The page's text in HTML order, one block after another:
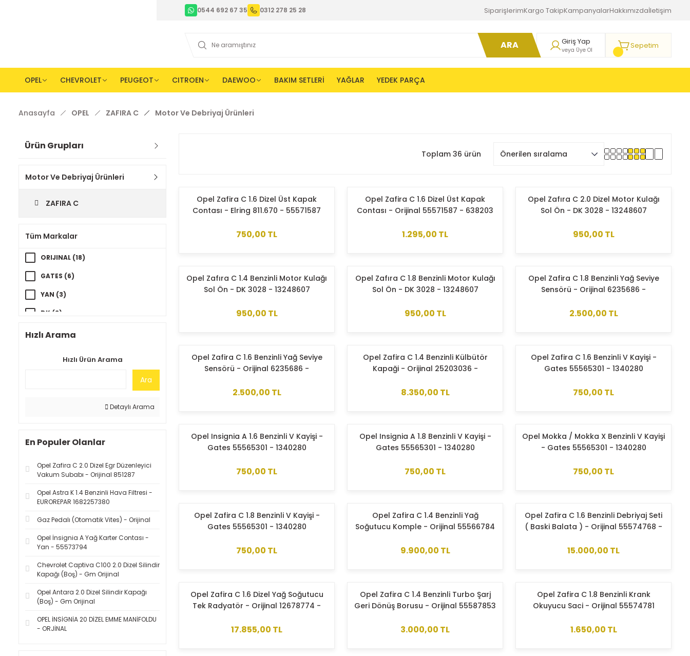
0544 692 67 35 0312 278 25 28 SiparişlerimKargo TakipKampanyalarHakkımızdaİletişim
ARA Giriş Yap
veya Üye Ol Sepetim
OPEL CHEVROLET PEUGEOT CITROEN DAEWOO BAKIM SETLERİ YAĞLAR YEDEK PARÇA
Anasayfa OPEL ZAFIRA C Motor Ve Debriyaj Ürünleri
Ürün Grupları
Motor Ve Debriyaj Ürünleri
ZAFIRA C
Tüm Markalar
ORIJINAL (18)
GATES (6)
YAN (3)
DK (3)
YILPAR (2)
Hızlı Arama
Hızlı Ürün Arama
Ara
Detaylı Arama
En Populer Olanlar
Opel Zafira C 2.0 Dizel Egr Düzenleyici
Vakum Subabı - Orijinal 851287
Opel Astra K 1.4 Benzinli Hava Filtresi -
EUROREPAR 1682257380
Gaz Pedalı (Otomatik Vites) - Orijinal
Opel İnsignia A Yağ Karter Contası -
Yan - 55573794
Chevrolet Captiva C100 2.0 Dizel Silindir
Kapağı (Boş) - Gm Orijinal
Opel Antara 2.0 Dizel Silindir Kapağı
(Boş) - Gm Orijinal
OPEL İNSİGNİA 20 DİZEL EMME MANİFOLDU
- ORJİNAL
Toplam 36 ürün
Opel Zafira C 1.6 Dizel Üst Kapak
Contası - Elring 811.670 - 55571587
750,00 TL
Opel Zafira C 1.6 Dizel Üst Kapak
Contası - Orijinal 55571587 - 638203
1.295,00 TL
Opel Zafıra C 2.0 Dizel Motor Kulağı
Sol Ön - DK 3028 - 13248607
950,00 TL
Opel Zafıra C 1.4 Benzinli Motor Kulağı
Sol Ön - DK 3028 - 13248607
950,00 TL
Opel Zafıra C 1.8 Benzinli Motor Kulağı
Sol Ön - DK 3028 - 13248607
950,00 TL
Opel Zafira C 1.8 Benzinli Yağ Seviye
Sensörü - Orijinal 6235686 -
2.500,00 TL
Opel Zafira C 1.6 Benzinli Yağ Seviye
Sensörü - Orijinal 6235686 -
2.500,00 TL
Opel Zafira C 1.4 Benzinli Külbütör
Kapaği - Orijinal 25203036 -
8.350,00 TL
Opel Zafira C 1.6 Benzinli V Kayişi -
Gates 55565301 - 1340280
750,00 TL
Opel Insignia A 1.6 Benzinli V Kayişi -
Gates 55565301 - 1340280
750,00 TL
Opel Insignia A 1.8 Benzinli V Kayişi -
Gates 55565301 - 1340280
750,00 TL
Opel Mokka / Mokka X Benzinli V Kayişi
- Gates 55565301 - 1340280
750,00 TL
Opel Zafira C 1.8 Benzinli V Kayişi -
Gates 55565301 - 1340280
750,00 TL
Opel Zafira C 1.4 Benzinli Yağ
Soğutucu Komple - Orijinal 55566784
9.900,00 TL
Opel Zafira C 1.6 Benzinli Debriyaj Seti
( Baski Balata ) - Orijinal 55574768 -
15.000,00 TL
Opel Zafira C 1.6 Dizel Yağ Soğutucu
Tek Radyatör - Orijinal 12678774 -
17.855,00 TL
Opel Zafira C 1.4 Benzinli Turbo Şarj
Geri Dönüş Borusu - Orijinal 55587853
3.000,00 TL
Opel Zafira C 1.8 Benzinli Krank
Okuyucu Saci - Orijinal 55574781
1.650,00 TL